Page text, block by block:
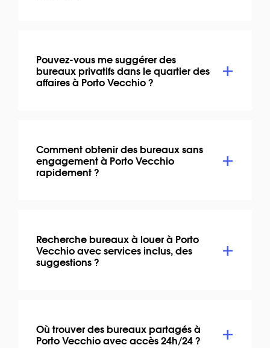
Pouvez-vous me suggérer des
bureaux privatifs dans le quartier des
affaires à Porto Vecchio ?
Comment obtenir des bureaux sans
engagement à Porto Vecchio
rapidement ?
Recherche bureaux à louer à Porto
Vecchio avec services inclus, des
suggestions ?
Où trouver des bureaux partagés à
Porto Vecchio avec accès 24h/24 ?